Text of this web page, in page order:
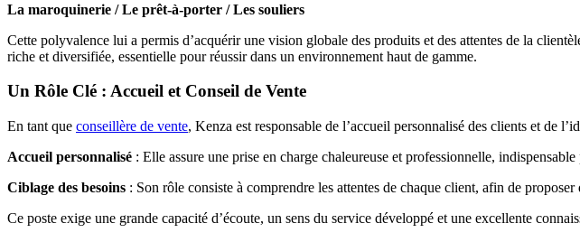
La maroquinerie /Le prêt-à-porter /Les souliers
Cette polyvalence lui a permis d’acquérir une vision globale des produits et des attentes de la
riche et diversifiée, essentielle pour réussir dans un environnement haut de gamme.
Un Rôle Clé : Accueil et Conseil de Vente
En tant que conseillère de vente, Kenza est responsable de l’accueil personnalisé des clients et de
Accueil personnalisé : Elle assure une prise en charge chaleureuse et professionnelle,
Ciblage des besoins : Son rôle consiste à comprendre les attentes de chaque client, afin de
Ce poste exige une grande capacité d’écoute, un sens du service développé et une excellente